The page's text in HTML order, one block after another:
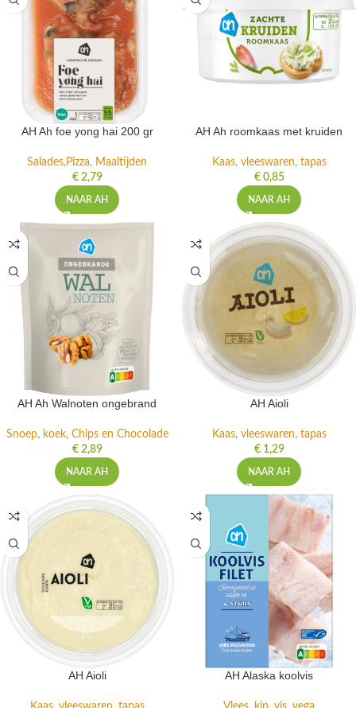
AH Ah foe yong hai 200 gr
Salades,Pizza, Maaltijden
€2,79
NAAR AH
AH Ah roomkaas met kruiden
Kaas, vleeswaren, tapas
€0,85
NAAR AH
AH Ah Walnoten ongebrand
Snoep, koek, Chips en Chocolade
€2,89
NAAR AH
AH Aioli
Kaas, vleeswaren, tapas
€1,29
NAAR AH
AH Aioli AH Alaska koolvis